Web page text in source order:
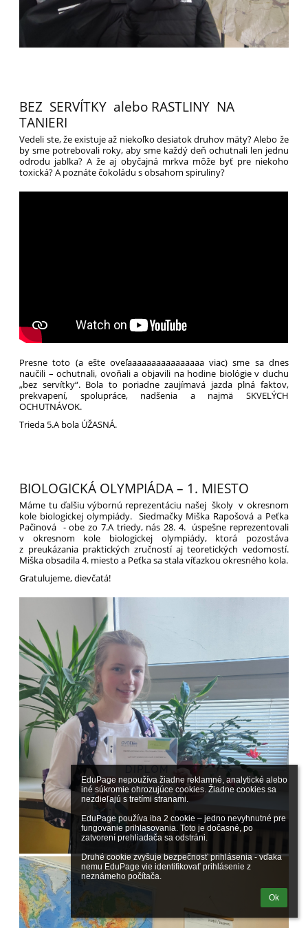
EduPage nepoužíva žiadne reklamné, analytické alebo
iné súkromie ohrozujúce cookies. Žiadne cookies sa
nezdieľajú s tretími stranami.
EduPage používa iba 2 cookie – jedno nevyhnutné pre
fungovanie prihlasovania. Toto je dočasné, po
zatvorení prehliadača sa odstráni.
Druhé cookie zvyšuje bezpečnosť prihlásenia - vďaka
nemu EduPage vie identifikovať prihlásenie z
neznámeho počítača.
Ok
BEZ SERVÍTKY alebo RASTLINY NA
TANIERI
Vedeli ste, že existuje až niekoľko desiatok druhov mäty? Alebo že
by sme potrebovali roky, aby sme každý deň ochutnali len jednu
odrodu jablka? A že aj obyčajná mrkva môže byť pre niekoho
toxická? A poznáte čokoládu s obsahom spiruliny?
Presne toto (a ešte oveľaaaaaaaaaaaaaaaa viac) sme sa dnes
naučili – ochutnali, ovoňali a objavili na hodine biológie v duchu
„bez servítky“. Bola to poriadne zaujímavá jazda plná faktov,
prekvapení, spolupráce, nadšenia a najmä SKVELÝCH
OCHUTNÁVOK.
Trieda 5.A bola ÚŽASNÁ.
BIOLOGICKÁ OLYMPIÁDA – 1. MIESTO
Máme tu ďalšiu výbornú reprezentáciu našej školy v okresnom
kole biologickej olympiády. Siedmačky Miška Rapošová a Peťka
Pačinová - obe zo 7.A triedy, nás 28. 4. úspešne reprezentovali
v okresnom kole biologickej olympiády, ktorá pozostáva
z preukázania praktických zručností aj teoretických vedomostí.
Miška obsadila 4. miesto a Peťka sa stala víťazkou okresného kola.
Gratulujeme, dievčatá!